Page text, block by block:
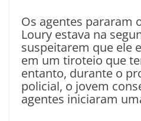
Os agentes pararam
Loury estava na
suspeitarem que ele
em um tiroteio que
entanto, durante o
policial, o jovem
agentes iniciaram